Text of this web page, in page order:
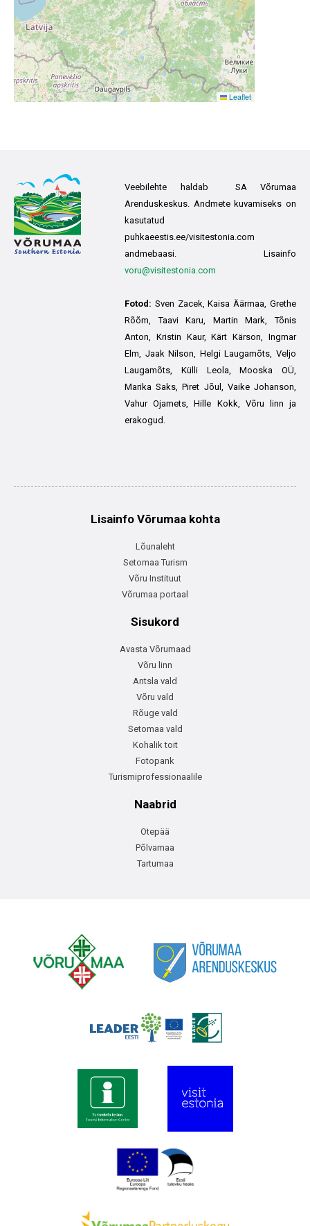
Leaflet
Veebilehte haldab SA Võrumaa
Arenduskeskus. Andmete kuvamiseks on
kasutatud
puhkaeestis.ee/visitestonia.com
andmebaasi. Lisainfo
voru@visitestonia.com
Fotod: Sven Zacek, Kaisa Äärmaa, Grethe
Rõõm, Taavi Karu, Martin Mark, Tõnis
Anton, Kristin Kaur, Kärt Kärson, Ingmar
Elm, Jaak Nilson, Helgi Laugamõts, Veljo
Laugamõts, Külli Leola, Mooska OÜ,
Marika Saks, Piret Jõul, Vaike Johanson,
Vahur Ojamets, Hille Kokk, Võru linn ja
erakogud.
Lisainfo Võrumaa kohta
Lõunaleht
Setomaa Turism
Võru Instituut
Võrumaa portaal
Sisukord
Avasta Võrumaad
Võru linn
Antsla vald
Võru vald
Rõuge vald
Setomaa vald
Kohalik toit
Fotopank
Turismiprofessionaalile
Naabrid
Otepää
Põlvamaa
Tartumaa